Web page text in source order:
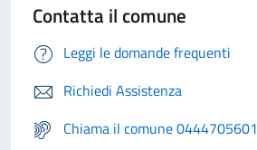
Contatta il comune
Leggi le domande frequenti
Richiedi Assistenza
Chiama il comune 0444705601